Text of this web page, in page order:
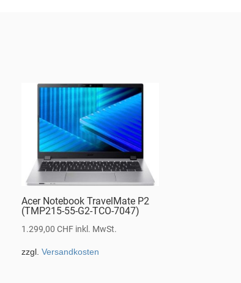
Acer Notebook TravelMate P2
(TMP215-55-G2-TCO-7047)
1.299,00CHF inkl. MwSt.
zzgl.Versandkosten